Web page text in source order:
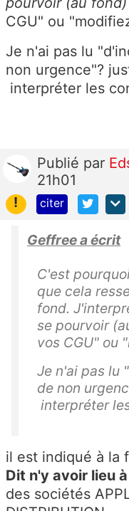
CGU" ou
Je n'ai pas lu
non urgence"?
interpréter les
Publié par
21h01
!
citer
Geffree a écrit
C'est
que cela
fond.
se pourvoir
vos CGU" ou
Je n'ai pas lu
de non
interpréter
il est indiqué à la
Dit n'y avoir lieu
des sociétés